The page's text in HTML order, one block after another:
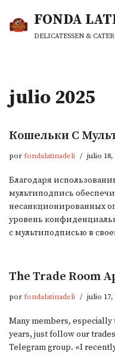
Saltar
FONDA
DELICATESSEN &
julio 2025
Кошельки С
porfondalatinadeli julio 18,
Благодаря
мультиподпись
несанкционированных
уровень
с мультиподписью в
The Trade Room
porfondalatinadeli julio 17,
Many members, especially
years, just follow our
Telegram group. «I